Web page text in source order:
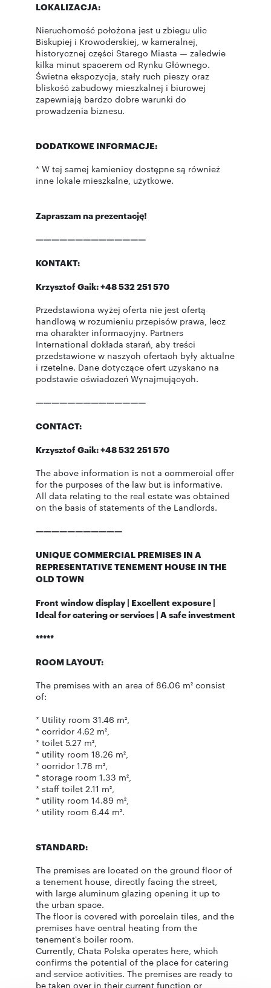
LOKALIZACJA:
Nieruchomość położona jest u zbiegu ulic
Biskupiej i Krowoderskiej, w kameralnej,
historycznej części Starego Miasta — zaledwie
kilka minut spacerem od Rynku Głównego.
Świetna ekspozycja, stały ruch pieszy oraz
bliskość zabudowy mieszkalnej i biurowej
zapewniają bardzo dobre warunki do
prowadzenia biznesu.
DODATKOWE INFORMACJE:
* W tej samej kamienicy dostępne są również
inne lokale mieszkalne, użytkowe.
Zapraszam na prezentację!
——————————————
KONTAKT:
Krzysztof Gaik: +48 532 251 570
Przedstawiona wyżej oferta nie jest ofertą
handlową w rozumieniu przepisów prawa, lecz
ma charakter informacyjny. Partners
International dokłada starań, aby treści
przedstawione w naszych ofertach były aktualne
i rzetelne. Dane dotyczące ofert uzyskano na
podstawie oświadczeń Wynajmujących.
——————————————
CONTACT:
Krzysztof Gaik: +48 532 251 570
The above information is not a commercial offer
for the purposes of the law but is informative.
All data relating to the real estate was obtained
on the basis of statements of the Landlords.
———————————
UNIQUE COMMERCIAL PREMISES IN A
REPRESENTATIVE TENEMENT HOUSE IN THE
OLD TOWN
Front window display | Excellent exposure |
Ideal for catering or services | A safe investment
*****
ROOM LAYOUT:
The premises with an area of 86.06 m² consist
of:
* Utility room 31.46 m²,
* corridor 4.62 m²,
* toilet 5.27 m²,
* utility room 18.26 m²,
* corridor 1.78 m²,
* storage room 1.33 m²,
* staff toilet 2.11 m²,
* utility room 14.89 m²,
* utility room 6.44 m².
STANDARD:
The premises are located on the ground floor of
a tenement house, directly facing the street,
with large aluminum glazing opening it up to
the urban space.
The floor is covered with porcelain tiles, and the
premises have central heating from the
tenement's boiler room.
Currently, Chata Polska operates here, which
confirms the potential of the place for catering
and service activities. The premises are ready to
be taken over in their current function or